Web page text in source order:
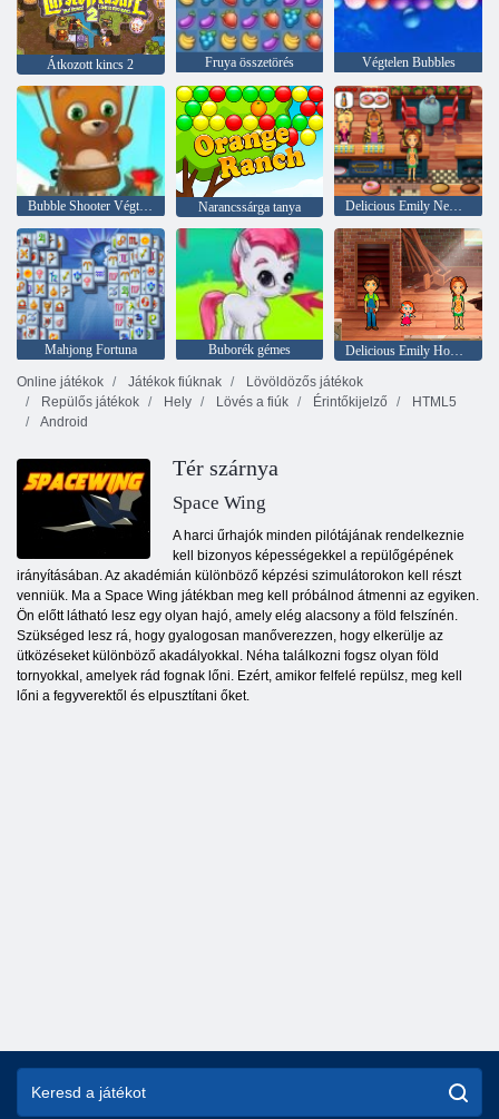
Átkozott kincs 2 Fruya összetörés Végtelen Bubbles
Bubble Shooter Végtelen Narancssárga tanya Delicious Emily New Beginning
Mahjong Fortuna Buborék gémes
Delicious Emily Home Sweet Home
Online játékok
Játékok fiúknak
Lövöldözős játékok
Repülős játékok
Hely Lövés a fiúk Érintőkijelző
HTML5
Android
Tér szárnya
Space Wing
A harci űrhajók minden pilótájának rendelkeznie
kell bizonyos képességekkel a repülőgépének
irányításában. Az akadémián különböző képzési szimulátorokon kell részt
venniük. Ma a Space Wing játékban meg kell próbálnod átmenni az egyiken.
Ön előtt látható lesz egy olyan hajó, amely elég alacsony a föld felszínén.
Szükséged lesz rá, hogy gyalogosan manőverezzen, hogy elkerülje az
ütközéseket különböző akadályokkal. Néha találkozni fogsz olyan föld
tornyokkal, amelyek rád fognak lőni. Ezért, amikor felfelé repülsz, meg kell
lőni a fegyverektől és elpusztítani őket.